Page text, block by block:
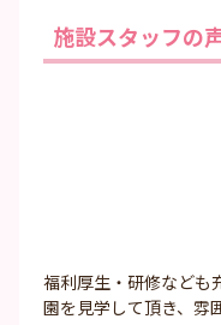
施設スタッフの
福利厚生・研修なども
園を見学して頂き、雰